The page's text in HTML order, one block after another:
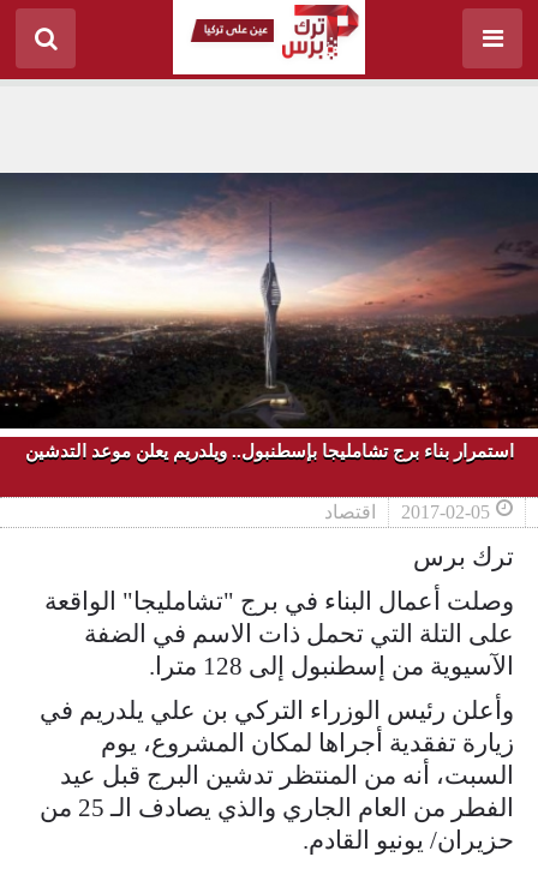
استمرار بناء برج تشامليجا بإسطنبول.. ويلدريم يعلن موعد التدشين
2017-02-05 اقتصاد
ترك برس
وصلت أعمال البناء في برج "تشامليجا" الواقعة
على التلة التي تحمل ذات الاسم في الضفة
الآسيوية من إسطنبول إلى 128 مترا.
وأعلن رئيس الوزراء التركي بن علي يلدريم في
زيارة تفقدية أجراها لمكان المشروع، يوم
السبت، أنه من المنتظر تدشين البرج قبل عيد
الفطر من العام الجاري والذي يصادف الـ 25 من
حزيران/ يونيو القادم.